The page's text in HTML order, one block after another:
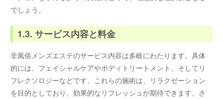
でしょう。
1.3. サービス内容と料金
非風俗メンズエステのサービス内容は多岐にわたります。具体
的には、フェイシャルケアやボディトリートメント、そしてリ
フレクソロジーなどです。これらの施術は、リラクゼーション
を目的としており、効果的なリフレッシュが期待できます。さ